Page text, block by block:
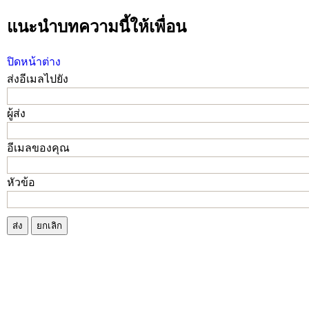
แนะนำบทความนี้ให้เพื่อน
ปิดหน้าต่าง
ส่งอีเมลไปยัง
ผู้ส่ง
อีเมลของคุณ
หัวข้อ
ส่ง ยกเลิก